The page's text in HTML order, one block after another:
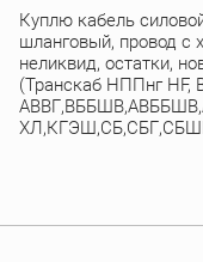
Куплю кабель
шланговый, провод с
неликвид, остатки,
(Транскаб НППнг HF,